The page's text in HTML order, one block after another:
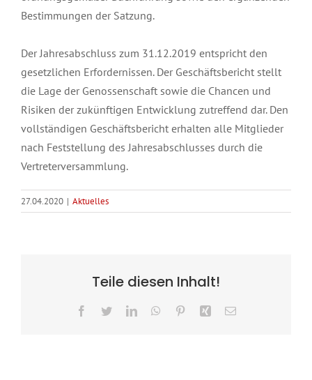
Bestimmungen der Satzung.
Der Jahresabschluss zum 31.12.2019 entspricht den
gesetzlichen Erfordernissen. Der Geschäftsbericht stellt
die Lage der Genossenschaft sowie die Chancen und
Risiken der zukünftigen Entwicklung zutreffend dar. Den
vollständigen Geschäftsbericht erhalten alle Mitglieder
nach Feststellung des Jahresabschlusses durch die
Vertreterversammlung.
27.04.2020 | Aktuelles
Teile diesen Inhalt!
Facebook
TwitterLinkedInWhatsApp
PinterestXing E-